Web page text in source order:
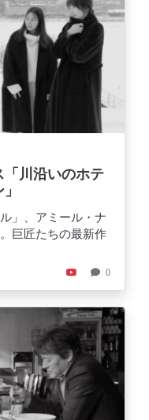
「川沿いのホテ
」、アミール・ナ
巨匠たちの最新作
0